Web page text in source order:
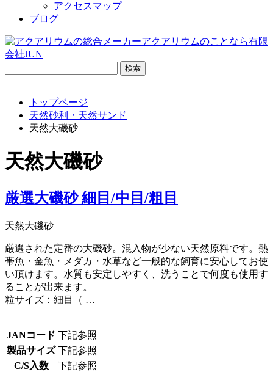
アクセスマップ
ブログ
トップページ
天然砂利・天然サンド
天然大磯砂
天然大磯砂
厳選大磯砂 細目/中目/粗目
天然大磯砂
厳選された定番の大磯砂。混入物が少ない天然原料です。熱
帯魚・金魚・メダカ・水草など一般的な飼育に安心してお使
い頂けます。水質も安定しやすく、洗うことで何度も使用す
ることが出来ます。
粒サイズ：細目（ …
JANコード 下記参照
製品サイズ 下記参照
C/S入数
下記参照